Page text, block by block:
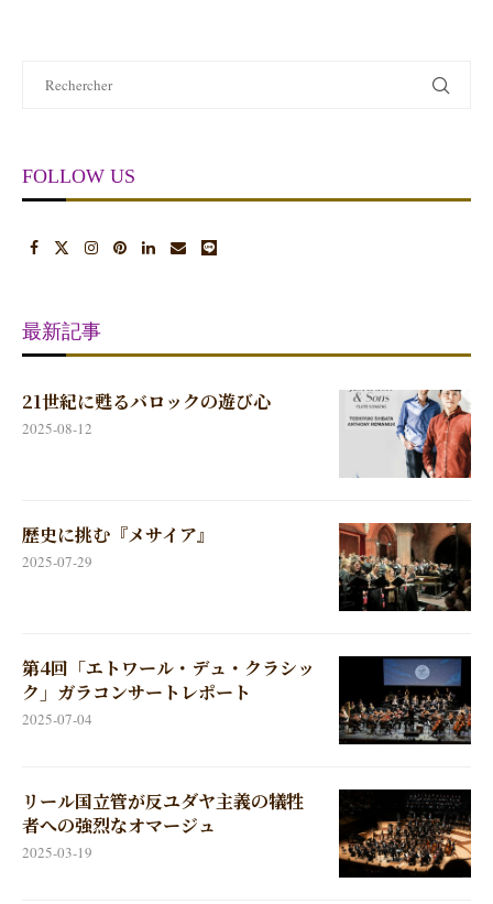
FOLLOW US
最新記事
21世紀に甦るバロックの遊び心
2025-08-12
歴史に挑む『メサイア』
2025-07-29
第4回「エトワール・デュ・クラシッ
ク」ガラコンサートレポート
2025-07-04
リール国立管が反ユダヤ主義の犠牲
者への強烈なオマージュ
2025-03-19